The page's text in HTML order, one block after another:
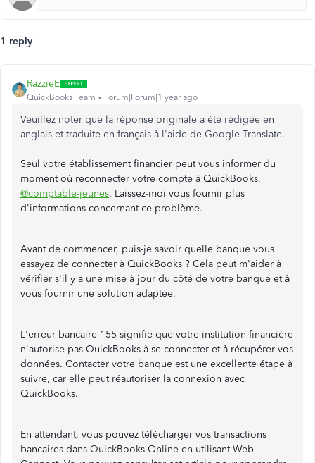
1 reply
RazzieE
QuickBooks Team Forum|Forum|1 year ago
Veuillez noter que la réponse originale a été rédigée en
anglais et traduite en français à l'aide de Google Translate.
Seul votre établissement financier peut vous informer du
moment où reconnecter votre compte à QuickBooks,
@comptable-jeunes. Laissez-moi vous fournir plus
d'informations concernant ce problème.
Avant de commencer, puis-je savoir quelle banque vous
essayez de connecter à QuickBooks ? Cela peut m'aider à
vérifier s'il y a une mise à jour du côté de votre banque et à
vous fournir une solution adaptée.
L'erreur bancaire 155 signifie que votre institution financière
n'autorise pas QuickBooks à se connecter et à récupérer vos
données. Contacter votre banque est une excellente étape à
suivre, car elle peut réautoriser la connexion avec
QuickBooks.
En attendant, vous pouvez télécharger vos transactions
bancaires dans QuickBooks Online en utilisant Web